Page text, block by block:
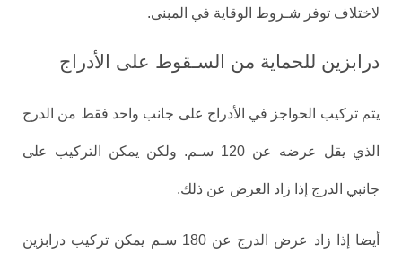
لاختلاف توفر شـروط الوقاية في المبنى.
درابزين للحماية من السـقوط على الأدراج
يتم تركيب الحواجز في الأدراج على جانب واحد فقط من الدرج
الذي يقل عرضه عن 120 سـم. ولكن يمكن التركيب على
جانبي الدرج إذا زاد العرض عن ذلك.
أيضا إذا زاد عرض الدرج عن 180 سـم يمكن تركيب درابزين